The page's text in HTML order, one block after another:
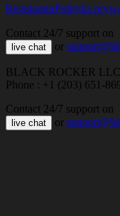
RegulaminPolityka
Contact 24/7 support on
live chat or
BLACK ROCKER LLC
Phone : +1 (203) 651-
Contact 24/7 support on
live chat or